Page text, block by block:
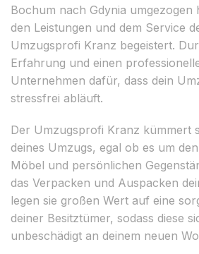
Bochum nach Gdynia umgezogen
den Leistungen und dem Service
Umzugsprofi Kranz begeistert.
Erfahrung und einen
Unternehmen dafür, dass dein
stressfrei abläuft.
Der Umzugsprofi Kranz kümmert
deines Umzugs, egal ob es um
Möbel und persönlichen
das Verpacken und Auspacken
legen sie großen Wert auf eine
deiner Besitztümer, sodass diese
unbeschädigt an deinem neuen